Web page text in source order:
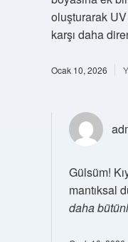
oluşturarak UV
karşı daha
Ocak 10, 2026
Gülsüm!
mantıksal
daha